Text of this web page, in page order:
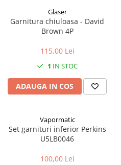
1.4.1. Pompe hidraulice
1.4.3. Distribuitoare
1.4.4. Cilindri si accesorii
1.5.1. Combustibili
Glaser
Garnitura chiuloasa - David
Brown 4P
115,00 Lei
1 IN STOC
ADAUGA IN COS
Vapormatic
Set garnituri inferior Perkins
U5LB0046
100,00 Lei